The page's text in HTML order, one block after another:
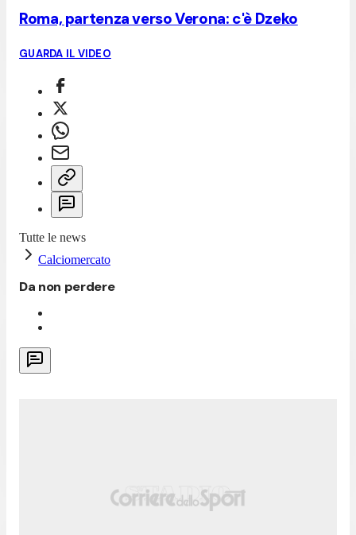
Roma, partenza verso Verona: c'è Dzeko
GUARDA IL VIDEO
Tutte le news
Calciomercato
Da non perdere